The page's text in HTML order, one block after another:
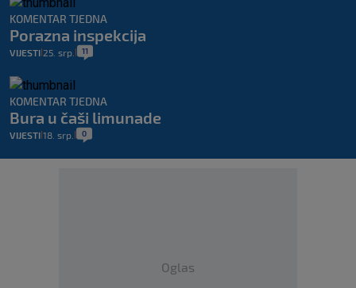
KOMENTAR TJEDNA
Porazna inspekcija
VIJESTI 25. srp. 11
KOMENTAR TJEDNA
Bura u čaši limunade
VIJESTI 18. srp. 0
Oglas